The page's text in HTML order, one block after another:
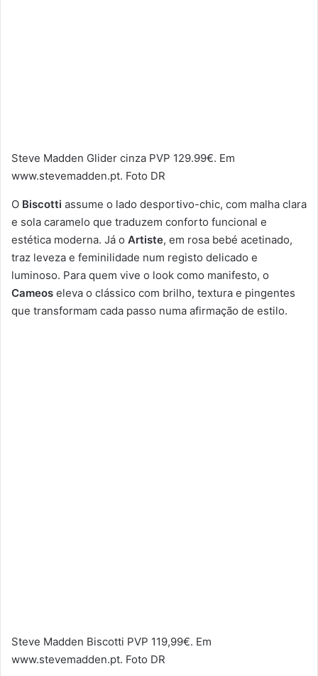
Steve Madden Glider cinza PVP 129.99€. Em
www.stevemadden.pt. Foto DR
O Biscotti assume o lado desportivo-chic, com malha clara
e sola caramelo que traduzem conforto funcional e
estética moderna. Já o Artiste, em rosa bebé acetinado,
traz leveza e feminilidade num registo delicado e
luminoso. Para quem vive o look como manifesto, o
Cameos eleva o clássico com brilho, textura e pingentes
que transformam cada passo numa afirmação de estilo.
Steve Madden Biscotti PVP 119,99€. Em
www.stevemadden.pt. Foto DR